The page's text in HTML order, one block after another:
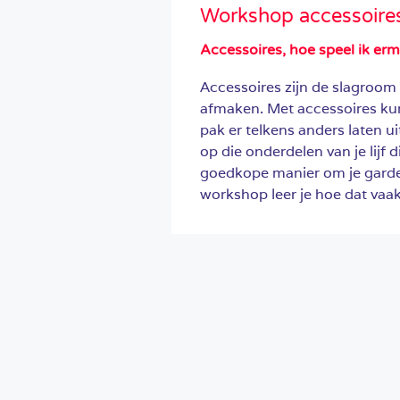
Workshop
Accessoires, hoe speel ik
Accessoires zijn de
afmaken. Met accessoires
pak er telkens anders laten
op die onderdelen van je lijf
goedkope manier om je
workshop leer je hoe dat